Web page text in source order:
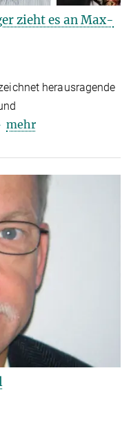
zieht es an Max-
herausragende
mehr